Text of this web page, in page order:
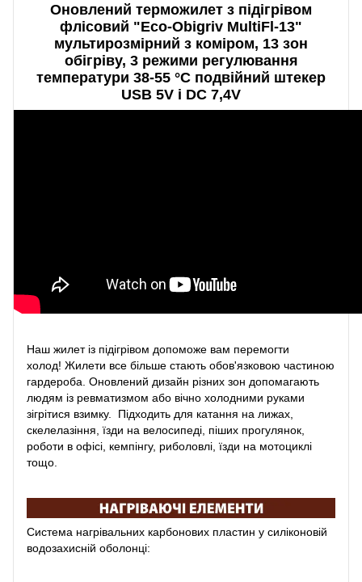
Оновлений терможилет з підігрівом
флісовий "Eco-Obigriv MultiFl-13"
мультирозмірний з коміром, 13 зон
обігріву, 3 режими регулювання
температури 38-55 °C подвійний штекер
USB 5V і DC 7,4V
Наш жилет із підігрівом допоможе вам перемогти
холод! Жилети все більше стають обов'язковою частиною
гардероба. Оновлений дизайн різних зон допомагають
людям із ревматизмом або вічно холодними руками
зігрітися взимку. Підходить для катання на лижах,
скелелазіння, їзди на велосипеді, піших прогулянок,
роботи в офісі, кемпінгу, риболовлі, їзди на мотоциклі
тощо.
Система нагрівальних карбонових пластин у силіконовій
водозахисній оболонці: